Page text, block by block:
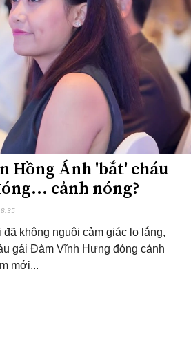
Hồng Ánh 'bắt' cháu
cảnh nóng?
đã không nguôi cảm giác lo lắng,
gái Đàm Vĩnh Hưng đóng cảnh
mới...